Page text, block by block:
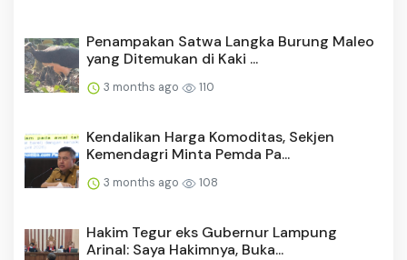
Penampakan Satwa Langka Burung Maleo
yang Ditemukan di Kaki ...
3 months ago 110
Kendalikan Harga Komoditas, Sekjen
Kemendagri Minta Pemda Pa...
3 months ago 108
Hakim Tegur eks Gubernur Lampung
Arinal: Saya Hakimnya, Buka...